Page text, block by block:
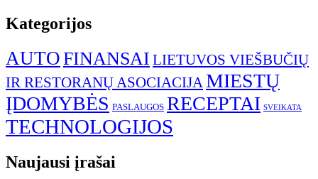
Kategorijos
AUTOFINANSAI LIETUVOS VIEŠBUČIŲ
IR RESTORANŲ ASOCIACIJA MIESTŲ
ĮDOMYBĖS PASLAUGOS RECEPTAI SVEIKATA
TECHNOLOGIJOS
Naujausi įrašai